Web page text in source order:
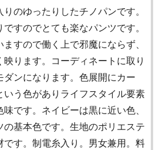
のゆったりしたチノパンです。
すのでとても楽なパンツです。
すので働く上で邪魔にならず、
ります。コーディネートに取り
ダンになります。色展開にカー
いう色がありライフスタイル要素
です。ネイビーは黒に近い色、
の基本色です。生地のポリエステ
です。制電糸入り。男女兼用。料